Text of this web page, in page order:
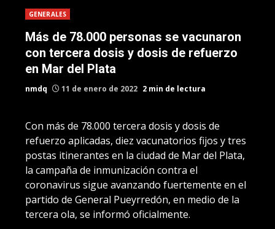
GENERALES
Más de 78.000 personas se vacunaron
con tercera dosis y dosis de refuerzo
en Mar del Plata
nmdq 11 de enero de 2022 2 min de lectura
Con más de 78.000 tercera dosis y dosis de
refuerzo aplicadas, diez vacunatorios fijos y tres
postas itinerantes en la ciudad de Mar del Plata,
la campaña de inmunización contra el
coronavirus sigue avanzando fuertemente en el
partido de General Pueyrredón, en medio de la
tercera ola, se informó oficialmente.